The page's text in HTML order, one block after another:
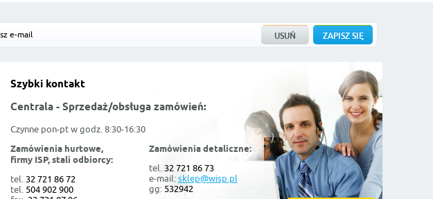
Szybki kontakt
Centrala - Sprzedaż/obsługa zamówień:
Czynne pon-pt w godz. 8:30-16:30
Zamówienia hurtowe,
firmy ISP, stali odbiorcy:
tel. 32 721 86 72
tel. 504 902 900
Zamówienia detaliczne:
tel. 32 721 86 73
e-mail:sklep@wisp.pl
gg: 532942